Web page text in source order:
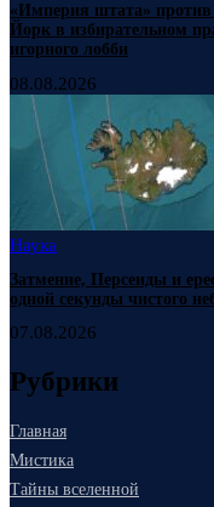
«Империя штата»
Йорк в избирательном
игорного лобби
08.08.2026
Наука
Затмение, Персеиды и
одной секунды чистого
07.08.2026
Рубрики
Главная
Мистика
Тайны вселенной